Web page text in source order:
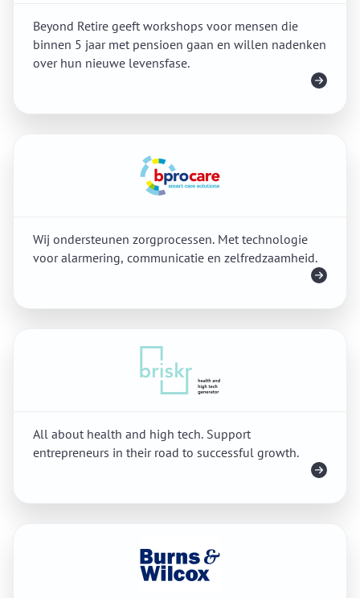
Beyond Retire geeft workshops voor mensen die
binnen 5 jaar met pensioen gaan en willen nadenken
over hun nieuwe levensfase.
Wij ondersteunen zorgprocessen. Met technologie
voor alarmering, communicatie en zelfredzaamheid.
All about health and high tech. Support
entrepreneurs in their road to successful growth.